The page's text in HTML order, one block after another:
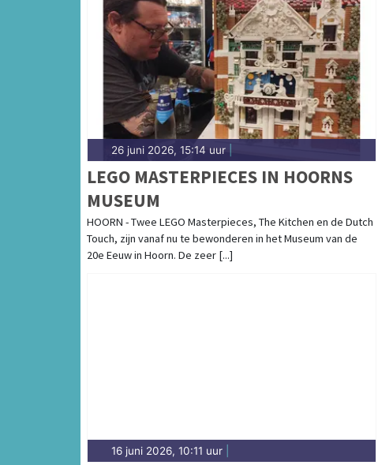
26 juni 2026, 15:14 uur
LEGO MASTERPIECES IN HOORNS
MUSEUM
HOORN - Twee LEGO Masterpieces, The Kitchen en de Dutch
Touch, zijn vanaf nu te bewonderen in het Museum van de
20e Eeuw in Hoorn. De zeer [...]
16 juni 2026, 10:11 uur